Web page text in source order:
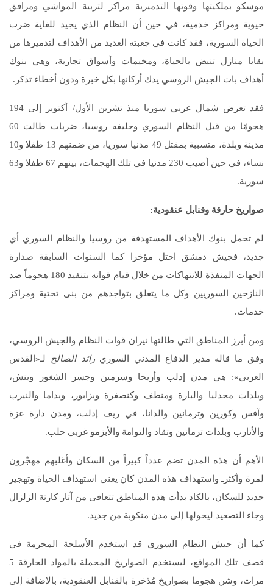
موسكو بملكيتها وقوتها التدميرية مراكز لتربية المواشي ومرافق
حيوية ومراكز خدمية، في حين أن النظام الذي يجيد للغاية ضرب
الحياة السورية، فقد كانت في جعبته العديد من الأهداف لتدميرها من
بقايا منازل تنبض بالحياة، ومخيمات وأسواق تجارية، وهي بنوك
أهداف بات الجيش الروسي يدك أركانها بكل خبرة ودون أخطاء تذكر.
فقد تعرض شمال غربي سوريا منذ تشرين الأول/ أكتوبر إلى 194
هجومًا من قبل النظام السوري وحليفه روسيا، ضربات طالت 60
مدينة وبلدة، متسببة بمقتل 49 مدنيا سوريا، من ضمنهم 13 طفلا و10
نساء، في حين أصيب 230 مدنيا في تلك الهجمات، بينهم 67 طفلا و63
سورية.
صواريخ حارقة وقنابل عنقودية:
لم تحمل بنوك الأهداف المستهدفة من روسيا والنظام السوري أي
جديد، فجيش دمشق احتل مؤخرا كما السنوات السابقة صدارة
الجهات المنفذة للانتهاكات من خلال قيام قواته بتنفيذ 180 هجوماً ضد
النازحين السوريين وكل ما يتعلق بتواجدهم من بنى تحتية ومراكز
خدمات.
ومن أبرز المناطق التي طالتها نيران قوات النظام والجيش الروسي،
وفق ما قاله مدير الدفاع المدني السوريرائد الصالح
لـ«القدس
العربي»: هي مدن إدلب وأريحا وسرمين وجسر الشغور وبنش،
وبلدات مجدليا والبارة ومنطف وكنصفرة وبزابور، وبداما والنيرب
وآفس وكورين وترمانين والدانا، في ريف إدلب، ومدن دارة عزة
والأتارب وبلدات ترمانين وتقاد والتوامة والأبزمو غربي حلب.
الأهم أن هذه المدن تضم عدداً كبيراً من السكان وأغلبهم مهجّرون
لمرة وأكثرـ واستهداف هذه المدن كان يعني استهداف الحياة وتهجير
جديد للسكان، بالكاد بدأت هذه المناطق تتعافى من آثار كارثة الزلزال
وجاء التصعيد ليحولها إلى مدن منكوبة من جديد.
كما أن جيش النظام السوري قد استخدم الأسلحة المحرمة في
قصف تلك المواقع، ليستخدم الصواريخ المحملة بالمواد الحارقة 5
مرات، وشن هجوما بصواريخ مُذخرة بالقنابل العنقودية، بالإضافة إلى